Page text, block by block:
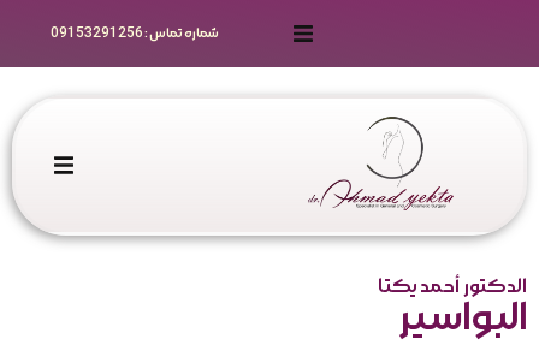
راهنمای رزرو
گالری ویدیو
شماره تماس : 09153291256
الخدمات الجراحية
الدكتور أحمد یکتا
البواسير